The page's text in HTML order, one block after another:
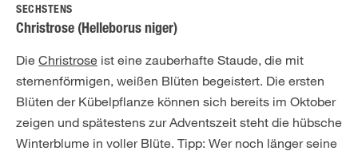
SECHSTENS
Christrose (Helleborus niger)
Die Christrose ist eine zauberhafte Staude, die mit
sternenförmigen, weißen Blüten begeistert. Die ersten
Blüten der Kübelpflanze können sich bereits im Oktober
zeigen und spätestens zur Adventszeit steht die hübsche
Winterblume in voller Blüte. Tipp: Wer noch länger seine